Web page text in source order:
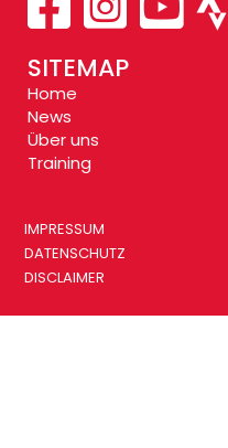
SITEMAP
Home
News
Über uns
Training
IMPRESSUM
DATENSCHUTZ
DISCLAIMER